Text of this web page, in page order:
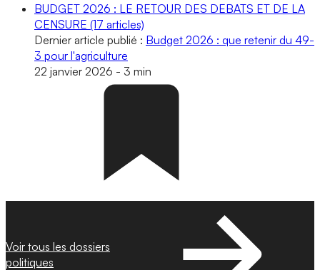
BUDGET 2026 : LE RETOUR DES DEBATS ET DE LA
CENSURE (17 articles)
Dernier article publié : Budget 2026 : que retenir du 49-
3 pour l'agriculture
22 janvier 2026 - 3 min
Voir tous les dossiers
politiques